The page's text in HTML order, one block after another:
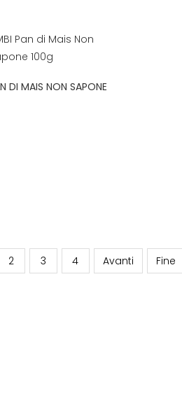
DI MAIS NON SAPONE
2 3 4 Avanti Fine